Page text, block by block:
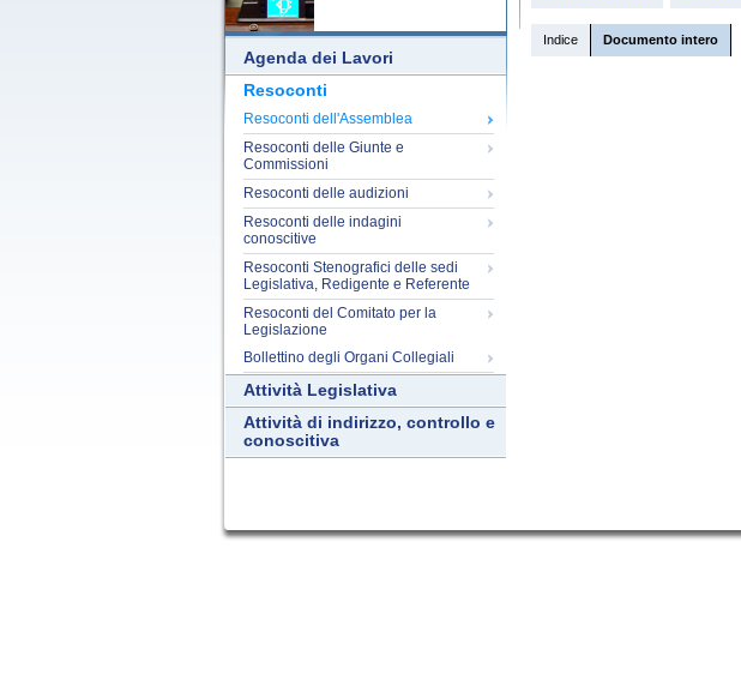
Agenda dei Lavori
Resoconti
Resoconti dell'Assemblea
Resoconti delle Giunte e
Commissioni
Resoconti delle audizioni
Resoconti delle indagini
conoscitive
Resoconti Stenografici delle sedi
Legislativa, Redigente e Referente
Resoconti del Comitato per la
Legislazione
Bollettino degli Organi Collegiali
Attività Legislativa
Attività di indirizzo, controllo e
conoscitiva
Indice Documento intero